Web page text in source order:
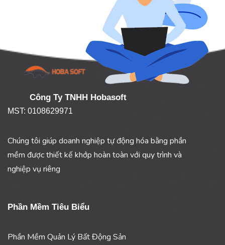
Công Ty TNHH Hobasoft
MST: 0108629971
Chúng tôi giúp doanh nghiệp tự động hóa bằng phần
mềm được thiết kế khớp hoàn toàn với quy trình và
nghiệp vụ riêng
Phần Mềm Tiêu Biểu
Phần Mềm Quản Lý Bất Động Sản